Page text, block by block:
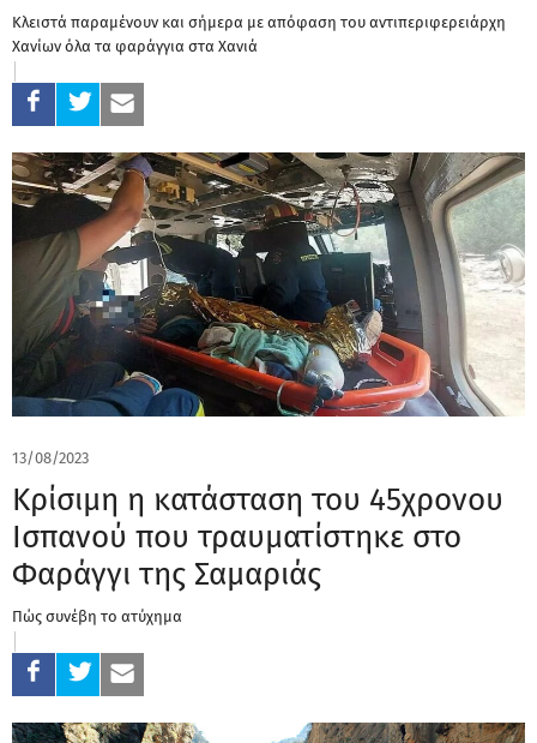
Κλειστά παραμένουν και σήμερα με απόφαση του αντιπεριφερειάρχη
Χανίων όλα τα φαράγγια στα Χανιά
13/08/2023
Κρίσιμη η κατάσταση του 45χρονου
Ισπανού που τραυματίστηκε στο
Φαράγγι της Σαμαριάς
Πώς συνέβη το ατύχημα